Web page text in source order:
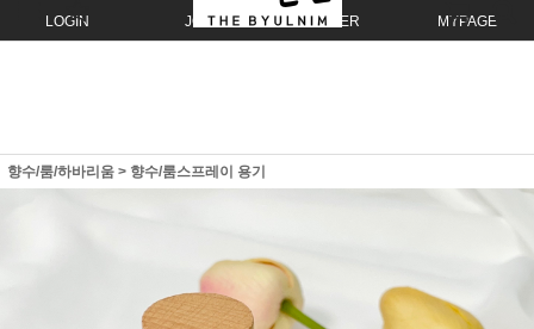
LOGIN JOIN ORDER MYPAGE
향수/룸/하바리움 > 향수/룸스프레이 용기